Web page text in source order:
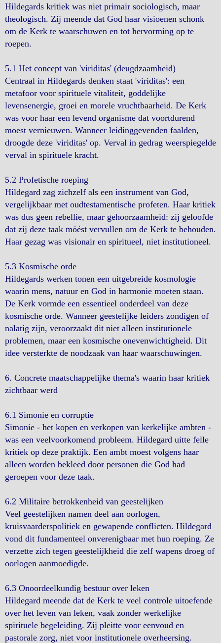
Hildegards kritiek was niet primair sociologisch, maar
theologisch. Zij meende dat God haar visioenen schonk
om de Kerk te waarschuwen en tot hervorming op te
roepen.
5.1 Het concept van 'viriditas' (deugdzaamheid)
Centraal in Hildegards denken staat 'viriditas': een
metafoor voor spirituele vitaliteit, goddelijke
levensenergie, groei en morele vruchtbaarheid. De Kerk
was voor haar een levend organisme dat voortdurend
moest vernieuwen. Wanneer leidinggevenden faalden,
droogde deze 'viriditas' op. Verval in gedrag weerspiegelde
verval in spirituele kracht.
5.2 Profetische roeping
Hildegard zag zichzelf als een instrument van God,
vergelijkbaar met oudtestamentische profeten. Haar kritiek
was dus geen rebellie, maar gehoorzaamheid: zij geloofde
dat zij deze taak móést vervullen om de Kerk te behouden.
Haar gezag was visionair en spiritueel, niet institutioneel.
5.3 Kosmische orde
Hildegards werken tonen een uitgebreide kosmologie
waarin mens, natuur en God in harmonie moeten staan.
De Kerk vormde een essentieel onderdeel van deze
kosmische orde. Wanneer geestelijke leiders zondigen of
nalatig zijn, veroorzaakt dit niet alleen institutionele
problemen, maar een kosmische onevenwichtigheid. Dit
idee versterkte de noodzaak van haar waarschuwingen.
6. Concrete maatschappelijke thema's waarin haar kritiek
zichtbaar werd
6.1 Simonie en corruptie
Simonie - het kopen en verkopen van kerkelijke ambten -
was een veelvoorkomend probleem. Hildegard uitte felle
kritiek op deze praktijk. Een ambt moest volgens haar
alleen worden bekleed door personen die God had
geroepen voor deze taak.
6.2 Militaire betrokkenheid van geestelijken
Veel geestelijken namen deel aan oorlogen,
kruisvaarderspolitiek en gewapende conflicten. Hildegard
vond dit fundamenteel onverenigbaar met hun roeping. Ze
verzette zich tegen geestelijkheid die zelf wapens droeg of
oorlogen aanmoedigde.
6.3 Onoordeelkundig bestuur over leken
Hildegard meende dat de Kerk te veel controle uitoefende
over het leven van leken, vaak zonder werkelijke
spirituele begeleiding. Zij pleitte voor eenvoud en
pastorale zorg, niet voor institutionele overheersing.